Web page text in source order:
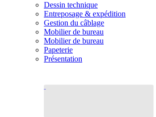
Dessin technique
Entreposage & expédition
Gestion du câblage
Mobilier de bureau
Mobilier de bureau
Papeterie
Présentation